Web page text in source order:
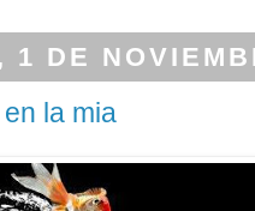
1 DE
la mia